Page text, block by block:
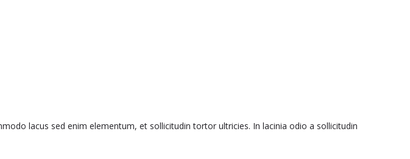
lacus sed enim elementum, et sollicitudin tortor ultricies. In lacinia odio a sollicitudin